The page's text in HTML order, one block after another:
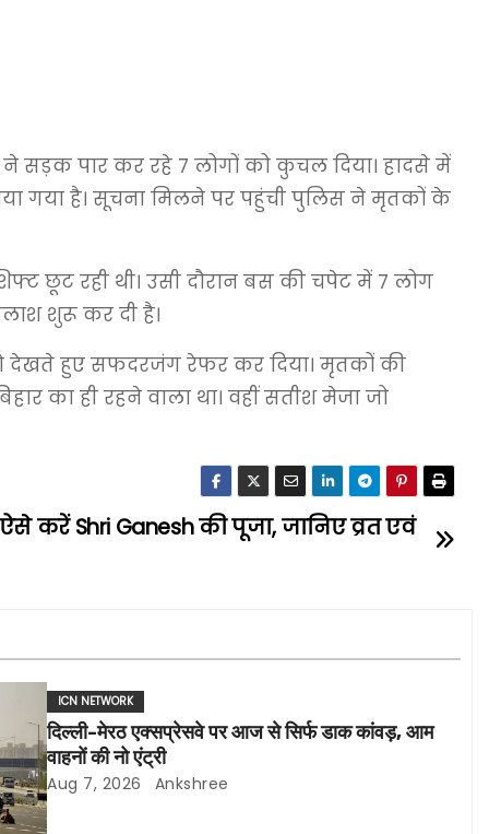
सड़क पार कर रहे 7 लोगों को कुचल दिया। हादसे में
गया है। सूचना मिलने पर पहुंची पुलिस ने मृतकों के
छूट रही थी। उसी दौरान बस की चपेट में 7 लोग
शुरू कर दी है।
देखते हुए सफदरजंग रेफर कर दिया। मृतकों की
का ही रहने वाला था। वहीं सतीश मेजा जो
ऐसे करें Shri Ganesh की पूजा, जानिए व्रत एवं
ICN NETWORK
दिल्ली-मेरठ एक्सप्रेसवे पर आज से सिर्फ डाक कांवड़, आम
वाहनों की नो एंट्री
Aug 7, 2026 Ankshree